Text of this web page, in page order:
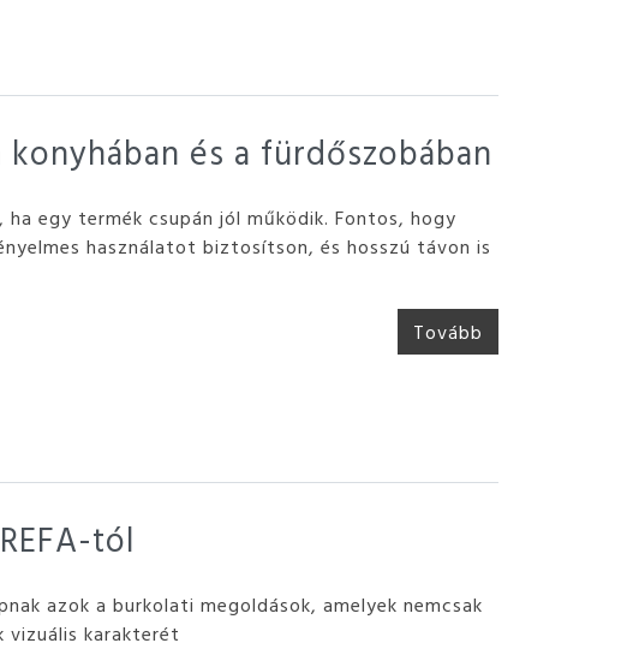
és a fürdőszobában
egy termék csupán jól működik. Fontos, hogy
használatot biztosítson, és hosszú távon is
Tovább
tól
azok a burkolati megoldások, amelyek nemcsak
vizuális karakterét